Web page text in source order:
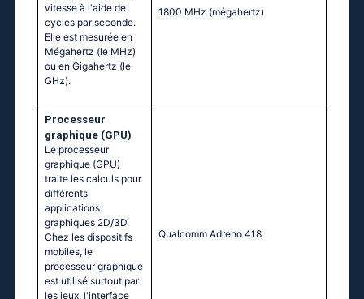
vitesse à l'aide de
cycles par seconde.
Elle est mesurée en
Mégahertz (le MHz)
ou en Gigahertz (le
GHz).
1800 MHz (mégahertz)
Processeur
graphique (GPU)
Le processeur
graphique (GPU)
traite les calculs pour
différents
applications
graphiques 2D/3D.
Chez les dispositifs
mobiles, le
processeur graphique
est utilisé surtout par
les jeux, l'interface
Qualcomm Adreno 418